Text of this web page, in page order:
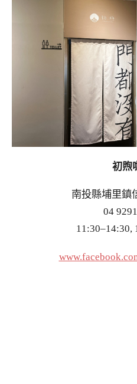
初煦
南投縣埔里鎮
04
11:30–14:30,